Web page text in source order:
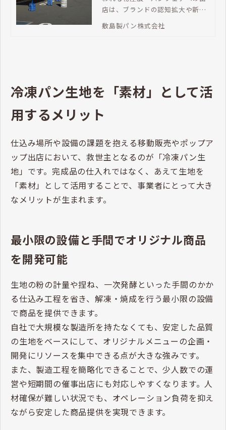
店は、ブランドの認知拡大や新規
す。今回は、物産展・催事におけ
敷島製パン株式会社
冷凍パン生地を「素材」として活
用するメリット
仕込み場所や設備の課題を抱える移動販売やポップア
ップ出店において、救世主となるのが「冷凍パン生
地」です。完成品の仕入れではなく、あえて生地を
「素材」として活用することで、事業者にとって大き
なメリットが生まれます。
最小限の設備と手間でオリジナル商品
を開発可能
生地の粉の計量や捏ね、一次発酵といった手間のかか
る仕込み工程を省き、解凍・焼成を行う最小限の設備
で商品を提供できます。
自社で大規模な製造所を持たなくても、安定した品質
の生地をベースにして、オリジナルメニューの企画・
開発にリソースを集中できる点が大きな強みです。
また、製造工程を簡略化できることで、少人数での運
営や短期間の催事出店にも対応しやすくなります。人
材確保が難しい状況でも、オペレーション負荷を抑え
ながら安定した商品提供を実現できます。